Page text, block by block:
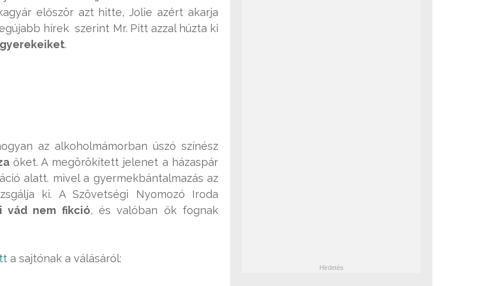
először azt hitte, Jolie azért akarja
hírek szerint Mr. Pitt azzal húzta ki
.
az alkoholmámorban úszó színész
őket. A megörökített jelenet a házaspár
alatt. mivel a gyermekbántalmazás az
ki. A Szövetségi Nyomozó Iroda
vád nem fikció, és valóban ők fognak
a sajtónak a válásáról: